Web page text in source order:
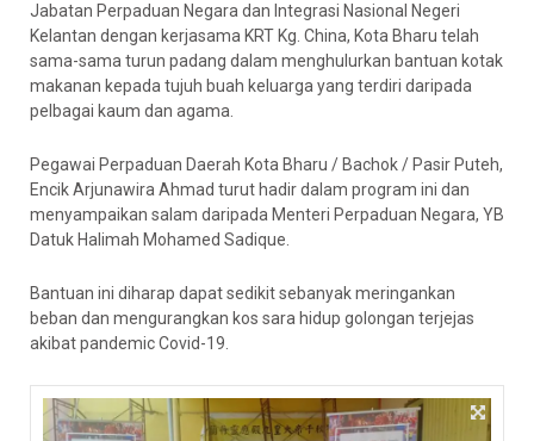
Jabatan Perpaduan Negara dan Integrasi Nasional Negeri
Kelantan dengan kerjasama KRT Kg. China, Kota Bharu telah
sama-sama turun padang dalam menghulurkan bantuan kotak
makanan kepada tujuh buah keluarga yang terdiri daripada
pelbagai kaum dan agama.
Pegawai Perpaduan Daerah Kota Bharu / Bachok / Pasir Puteh,
Encik Arjunawira Ahmad turut hadir dalam program ini dan
menyampaikan salam daripada Menteri Perpaduan Negara, YB
Datuk Halimah Mohamed Sadique.
Bantuan ini diharap dapat sedikit sebanyak meringankan
beban dan mengurangkan kos sara hidup golongan terjejas
akibat pandemic Covid-19.